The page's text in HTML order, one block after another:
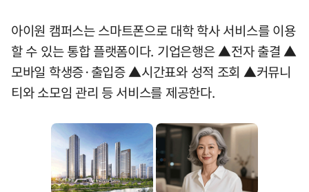
아이원 캠퍼스는 스마트폰으로 대학 학사 서비스를 이용
할 수 있는 통합 플랫폼이다. 기업은행은 ▲전자 출결 ▲
모바일 학생증·출입증 ▲시간표와 성적 조회 ▲커뮤니
티와 소모임 관리 등 서비스를 제공한다.